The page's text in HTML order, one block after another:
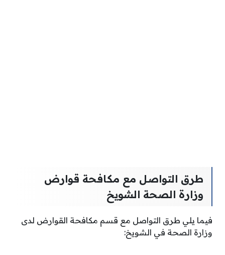
طرق التواصل مع مكافحة قوارض
وزارة الصحة الشويخ
فيما يلي طرق التواصل مع قسم مكافحة القوارض لدى
وزارة الصحة في الشويخ: